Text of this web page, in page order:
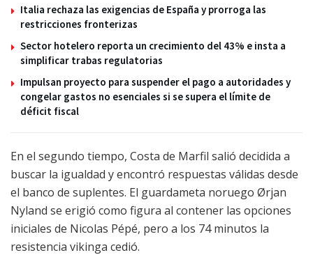
Italia rechaza las exigencias de España y prorroga las
restricciones fronterizas
Sector hotelero reporta un crecimiento del 43% e insta a
simplificar trabas regulatorias
Impulsan proyecto para suspender el pago a autoridades y
congelar gastos no esenciales si se supera el límite de
déficit fiscal
En el segundo tiempo, Costa de Marfil salió decidida a
buscar la igualdad y encontró respuestas válidas desde
el banco de suplentes. El guardameta noruego Ørjan
Nyland se erigió como figura al contener las opciones
iniciales de Nicolas Pépé, pero a los 74 minutos la
resistencia vikinga cedió.